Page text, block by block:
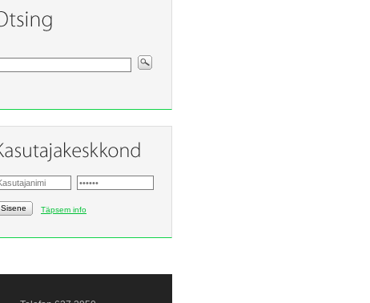
Sisene Täpsem info